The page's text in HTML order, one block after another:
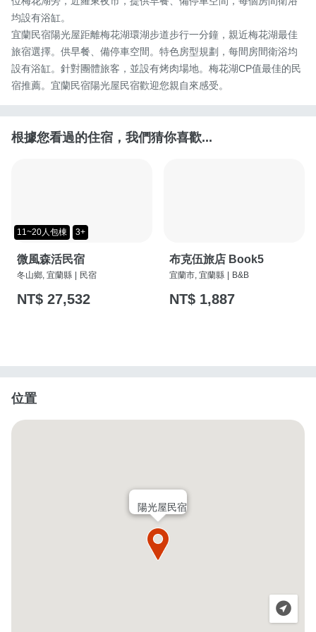
均設有浴缸。
宜蘭民宿陽光屋距離梅花湖環湖步道步行一分鐘，親近梅花湖最佳
旅宿選擇。供早餐、備停車空間。特色房型規劃，每間房間衛浴均
設有浴缸。針對團體旅客，並設有烤肉場地。梅花湖CP值最佳的民
宿推薦。宜蘭民宿陽光屋民宿歡迎您親自來感受。
根據您看過的住宿，我們猜你喜歡...
11~20人包棟 3+
微風森活民宿
冬山鄉, 宜蘭縣 | 民宿
NT$ 27,532
布克伍旅店 Book5
宜蘭市, 宜蘭縣 | B&B
NT$ 1,887
位置
陽光屋民宿